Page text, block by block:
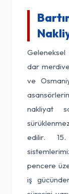
Geleneksel
dar
ve
nakliyat
edilir.
pencere
iş